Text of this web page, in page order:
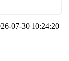
07-30 10:24:20